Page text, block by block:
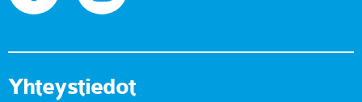
Yhteystiedot